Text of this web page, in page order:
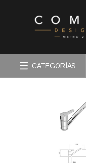
CATEGORÍAS